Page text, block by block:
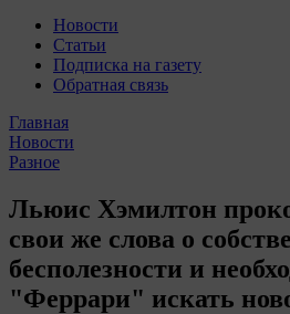
Новости
Статьи
Подписка на газету
Обратная связь
Главная
Новости
Разное
Льюис Хэмилтон
свои же слова о
бесполезности и
"Феррари" искать